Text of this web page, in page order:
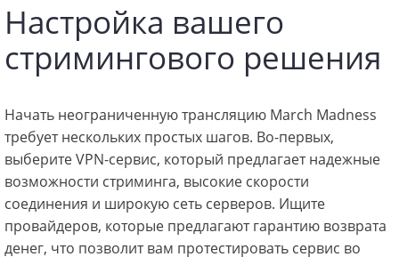
Настройка вашего
стримингового решения
Начать неограниченную трансляцию March Madness
требует нескольких простых шагов. Во-первых,
выберите VPN-сервис, который предлагает надежные
возможности стриминга, высокие скорости
соединения и широкую сеть серверов. Ищите
провайдеров, которые предлагают гарантию возврата
денег, что позволит вам протестировать сервис во